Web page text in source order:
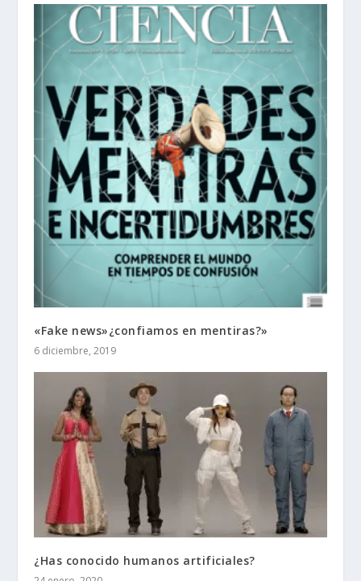
«Fake news»¿confiamos en mentiras?»
6 diciembre, 2019
¿Has conocido humanos artificiales?